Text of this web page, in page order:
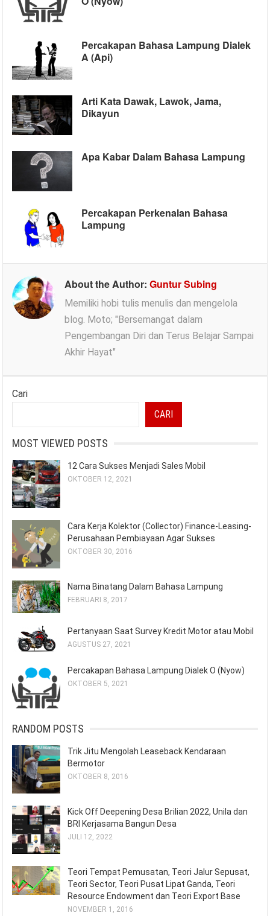
Percakapan Bahasa Lampung Dialek
A (Api)
Arti Kata Dawak, Lawok, Jama,
Dikayun
Apa Kabar Dalam Bahasa Lampung
Percakapan Perkenalan Bahasa
Lampung
About the Author:Guntur Subing
Memiliki hobi tulis menulis dan mengelola
blog. Moto; "Bersemangat dalam
Pengembangan Diri dan Terus Belajar Sampai
Akhir Hayat"
Cari
CARI
MOST VIEWED POSTS
12 Cara Sukses Menjadi Sales Mobil
OKTOBER 12, 2021
Cara Kerja Kolektor (Collector) Finance-Leasing-
Perusahaan Pembiayaan Agar Sukses
OKTOBER 30, 2016
Nama Binatang Dalam Bahasa Lampung
FEBRUARI 8, 2017
Pertanyaan Saat Survey Kredit Motor atau Mobil
AGUSTUS 27, 2021
Percakapan Bahasa Lampung Dialek O (Nyow)
OKTOBER 5, 2021
RANDOM POSTS
Trik Jitu Mengolah Leaseback Kendaraan
Bermotor
OKTOBER 8, 2016
Kick Off Deepening Desa Brilian 2022, Unila dan
BRI Kerjasama Bangun Desa
JULI 12, 2022
Teori Tempat Pemusatan, Teori Jalur Sepusat,
Teori Sector, Teori Pusat Lipat Ganda, Teori
Resource Endowment dan Teori Export Base
NOVEMBER 1, 2016